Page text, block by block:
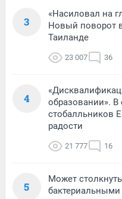
3
«Насиловал на
Новый поворот
Таиланде
23 007 36
4
образовании». В
стобалльников
радости
21 777 16
5
Может